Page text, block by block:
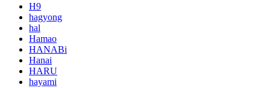
H9
hagyong
hal
Hamao
HANABi
Hanai
HARU
hayami